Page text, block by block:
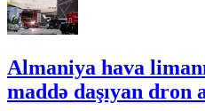
Almaniya hava
maddə daşıyan dron